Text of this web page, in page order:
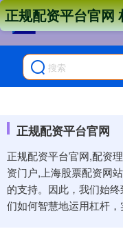
正规配资平台官网
正规配资平台官网,配资
资门户,上海股票配资网
的支持。因此，我们始
们如何智慧地运用杠杆，
正规配资平台官网